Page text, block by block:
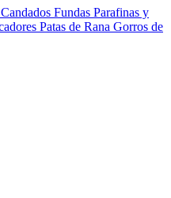
Fundas Parafinas y
Patas de Rana Gorros de